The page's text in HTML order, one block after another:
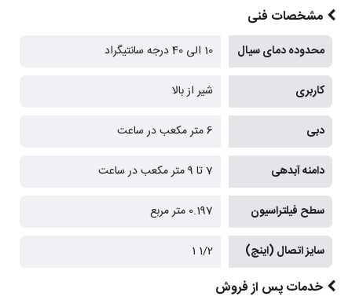
مشخصات فنی
محدوده دمای سیال 10 الی 40 درجه سانتیگراد
کاربری شیر از بالا
دبی 6 متر مکعب در ساعت
دامنه آبدهی 7 تا 9 متر مکعب در ساعت
سطح فیلتراسیون 0.197 متر مربع
سایز اتصال (اینچ) 1/2 1
خدمات پس از فروش